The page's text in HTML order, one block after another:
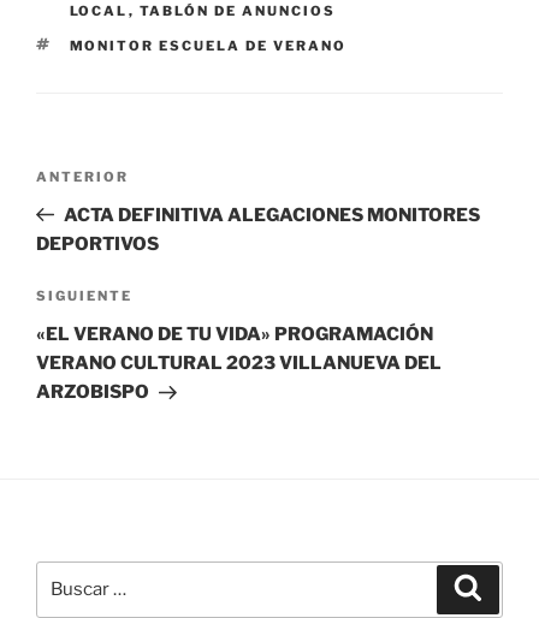
LOCAL , TABLÓN DE ANUNCIOS
ETIQUETAS
MONITOR ESCUELA DE VERANO
Navegación
entradas
Entrada
anterior:
ANTERIOR
ACTA DEFINITIVA ALEGACIONES MONITORES
DEPORTIVOS
Siguiente
entrada
SIGUIENTE
«EL VERANO DE TU VIDA» PROGRAMACIÓN
VERANO CULTURAL 2023 VILLANUEVA DEL
ARZOBISPO
por: